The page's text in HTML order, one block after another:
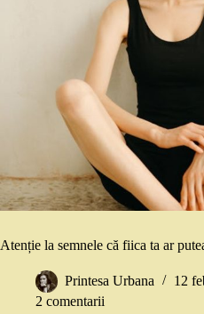
Atenție la semnele că fiica ta ar
Printesa Urbana 12
2 comentarii